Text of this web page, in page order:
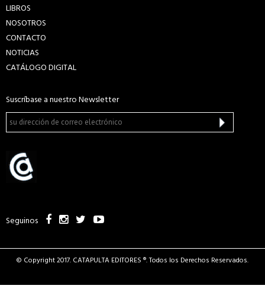
LIBROS
NOSOTROS
CONTACTO
NOTICIAS
CATÁLOGO DIGITAL
Suscríbase a nuestro Newsletter
Seguinos
© Copyright 2017. CATAPULTA EDITORES ®. Todos los Derechos Reservados.